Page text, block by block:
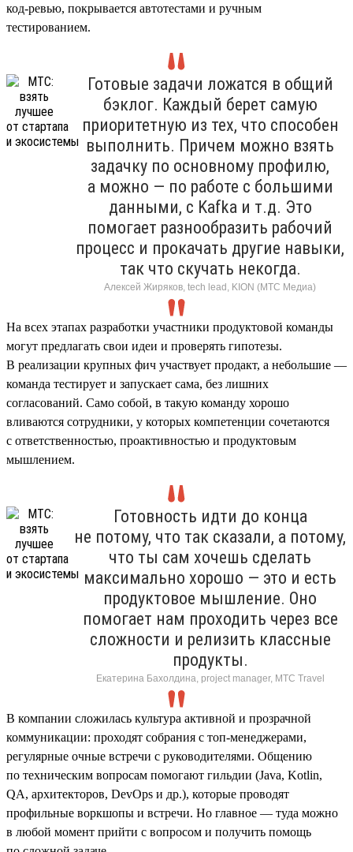
код-ревью, покрывается автотестами и ручным
тестированием.
Готовые задачи ложатся в общий
бэклог. Каждый берет самую
приоритетную из тех, что способен
выполнить. Причем можно взять
задачку по основному профилю,
а можно — по работе с большими
данными, с Kafka и т.д. Это
помогает разнообразить рабочий
процесс и прокачать другие навыки,
так что скучать некогда.
Алексей Жиряков, tech lead, KION (МТС Медиа)
На всех этапах разработки участники продуктовой команды
могут предлагать свои идеи и проверять гипотезы.
В реализации крупных фич участвует продакт, а небольшие —
команда тестирует и запускает сама, без лишних
согласований. Само собой, в такую команду хорошо
вливаются сотрудники, у которых компетенции сочетаются
с ответственностью, проактивностью и продуктовым
мышлением.
Готовность идти до конца
не потому, что так сказали, а потому,
что ты сам хочешь сделать
максимально хорошо — это и есть
продуктовое мышление. Оно
помогает нам проходить через все
сложности и релизить классные
продукты.
Екатерина Бахолдина, project manager, МТС Travel
В компании сложилась культура активной и прозрачной
коммуникации: проходят собрания с топ-менеджерами,
регулярные очные встречи с руководителями. Общению
по техническим вопросам помогают гильдии (Java, Kotlin,
QA, архитекторов, DevOps и др.), которые проводят
профильные воркшопы и встречи. Но главное — туда можно
в любой момент прийти с вопросом и получить помощь